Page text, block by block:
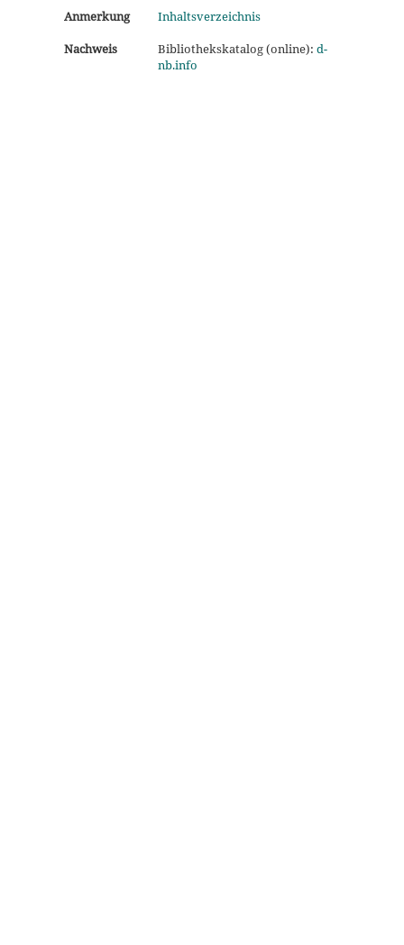
Anmerkung
Inhaltsverzeichnis
Nachweis
Bibliothekskatalog (online): d-
nb.info